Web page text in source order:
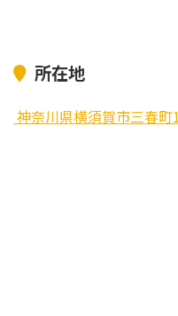
所在地
神奈川県横須賀市三春